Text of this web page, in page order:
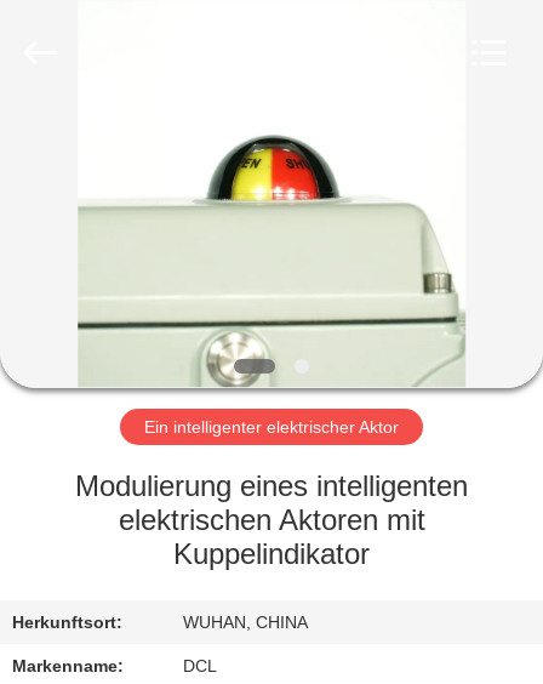
PRODUKTE
SHOW
ÜBER
FABRIK-
QUALITÄTSKONTROLLE
Ein intelligenter elektrischer Aktor
Modulierung eines intelligenten
elektrischen Aktoren mit
Kuppelindikator
Herkunftsort: WUHAN, CHINA
Markenname: DCL